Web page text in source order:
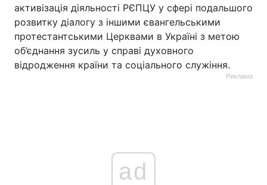
активізація діяльності РЄПЦУ у сфері подальшого
розвитку діалогу з іншими євангельськими
протестантськими Церквами в Україні з метою
об’єднання зусиль у справі духовного
відродження країни та соціального служіння.
Реклама
ad